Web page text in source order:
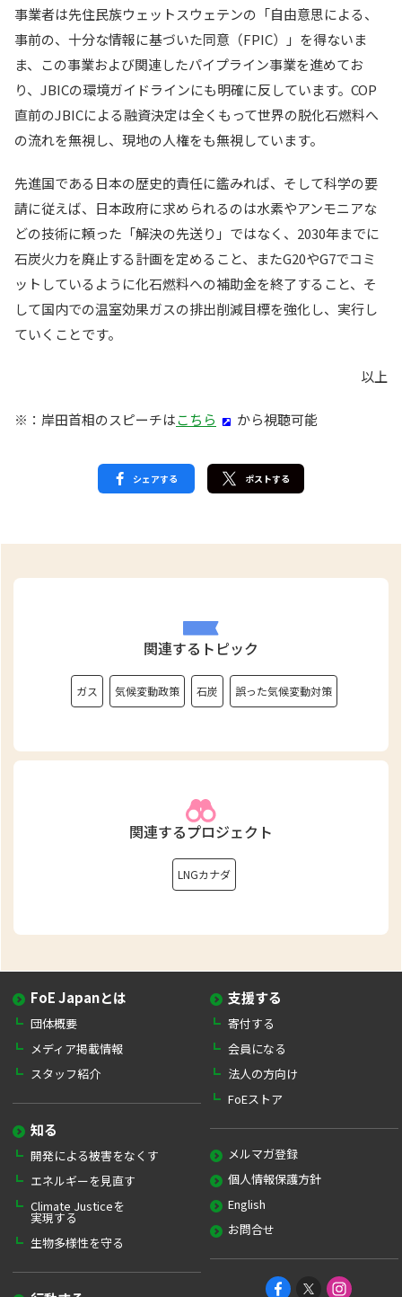
事業者は先住民族ウェットスウェテンの「自由意思による、
事前の、十分な情報に基づいた同意（FPIC）」を得ないま
ま、この事業および関連したパイプライン事業を進めてお
り、JBICの環境ガイドラインにも明確に反しています。COP
直前のJBICによる融資決定は全くもって世界の脱化石燃料へ
の流れを無視し、現地の人権をも無視しています。
先進国である日本の歴史的責任に鑑みれば、そして科学の要
請に従えば、日本政府に求められるのは水素やアンモニアな
どの技術に頼った「解決の先送り」ではなく、2030年までに
石炭火力を廃止する計画を定めること、またG20やG7でコミ
ットしているように化石燃料への補助金を終了すること、そ
して国内での温室効果ガスの排出削減目標を強化し、実行し
ていくことです。
以上
※：岸田首相のスピーチはこちら から視聴可能
シェアする ポストする
関連するトピック
ガス 気候変動政策 石炭 誤った気候変動対策
関連するプロジェクト
LNGカナダ
FoE Japanとは
団体概要
メディア掲載情報
スタッフ紹介
知る
開発による被害をなくす
エネルギーを見直す
Climate Justiceを
実現する
生物多様性を守る
支援する
寄付する
会員になる
法人の方向け
FoEストア
メルマガ登録
個人情報保護方針
English
お問合せ